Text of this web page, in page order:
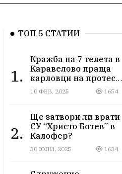
ТОП 5 СТАТИИ
1.
Кражба на 7 телета в
Каравелово праща
карловци на протест
пред Окръжния съд
10 ФЕВ, 2025 1654
2.
Ще затвори ли врати
СУ “Христо Ботев” в
Калофер?
30 ЮЛИ, 2025 1634